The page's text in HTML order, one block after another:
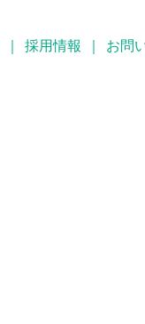
採用情報 お問